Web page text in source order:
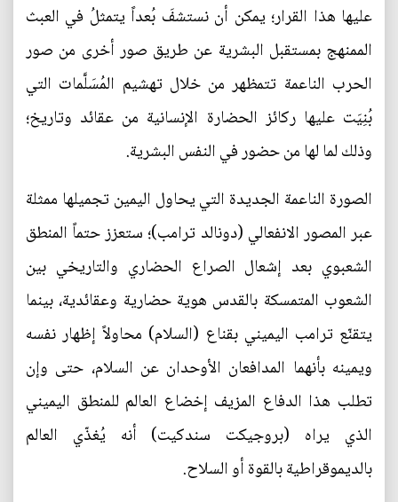
عليها هذا القرار؛ يمكن أن نستشفَ بُعداً يتمثلُ في العبث
الممنهج بمستقبل البشرية عن طريق صور أخرى من صور
الحرب الناعمة تتمظهر من خلال تهشيم المُسَلَّمات التي
بُنِيَت عليها ركائز الحضارة الإنسانية من عقائد وتاريخ؛
وذلك لما لها من حضور في النفس البشرية.
الصورة الناعمة الجديدة التي يحاول اليمين تجميلها ممثلة
عبر المصور الانفعالي (دونالد ترامب)؛ ستعزز حتماً المنطق
الشعبوي بعد إشعال الصراع الحضاري والتاريخي بين
الشعوب المتمسكة بالقدس هوية حضارية وعقائدية، بينما
يتقنّع ترامب اليميني بقناع (السلام) محاولاً إظهار نفسه
ويمينه بأنهما المدافعان الأوحدان عن السلام، حتى وإن
تطلب هذا الدفاع المزيف إخضاع العالم للمنطق اليميني
الذي يراه (بروجيكت سندكيت) أنه يُغذّي العالم
بالديموقراطية بالقوة أو السلاح.